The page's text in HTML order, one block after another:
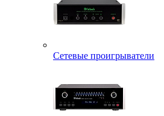
Сетевые проигрыватели